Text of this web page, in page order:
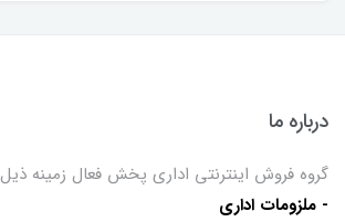
درباره ما
گروه فروش اینترنتی اداری پخش فعال زمینه ذیل
- ملزومات اداری